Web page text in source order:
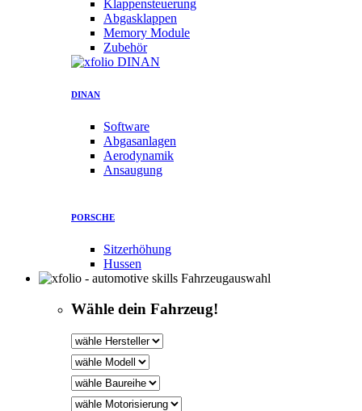
Klappensteuerung
Abgasklappen
Memory Module
Zubehör
DINAN
Software
Abgasanlagen
Aerodynamik
Ansaugung
PORSCHE
Sitzerhöhung
Hussen
Fahrzeugauswahl
Wähle dein Fahrzeug!